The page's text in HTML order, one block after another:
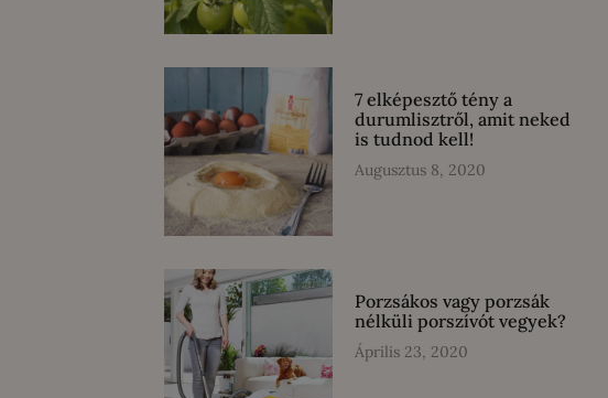
7 elképesztő tény a
durumlisztről, amit neked
is tudnod kell!
Augusztus 8, 2020
Porzsákos vagy porzsák
nélküli porszívót vegyek?
Április 23, 2020